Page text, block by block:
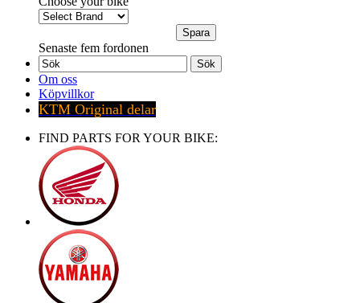
Senaste fem fordonen
Sök
Om oss
Köpvillkor
KTM Original delar
FIND PARTS FOR YOUR BIKE: